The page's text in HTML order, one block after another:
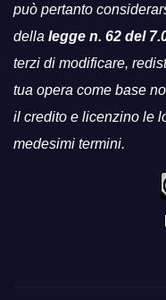
può pertanto
della legge n. 62 del
terzi di modificare,
tua opera come base
il credito e licenzino le
medesimi termini.